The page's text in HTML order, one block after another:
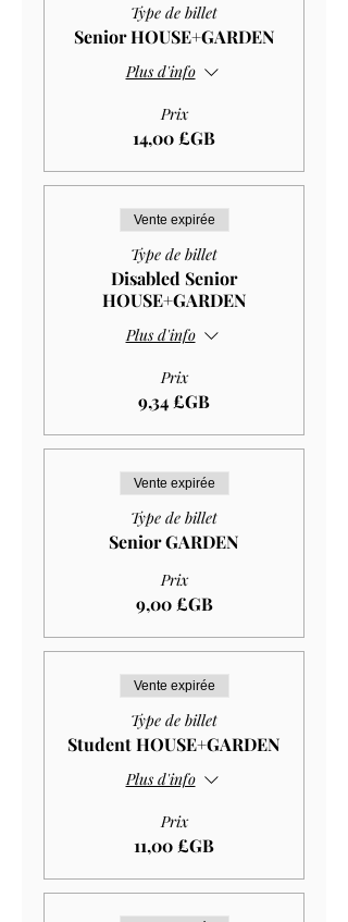
Type de billet
Senior HOUSE+GARDEN
Plus d'info
Prix
14,00 £GB
Vente expirée
Type de billet
Disabled Senior
HOUSE+GARDEN
Plus d'info
Prix
9,34 £GB
Vente expirée
Type de billet
Senior GARDEN
Prix
9,00 £GB
Vente expirée
Type de billet
Student HOUSE+GARDEN
Plus d'info
Prix
11,00 £GB